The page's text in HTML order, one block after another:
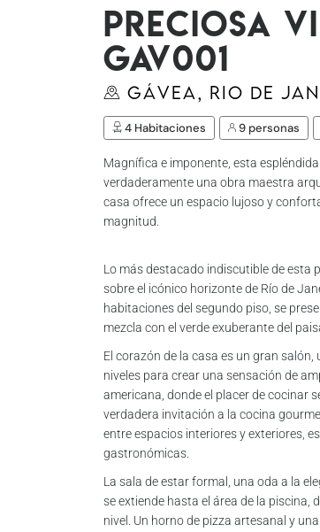
Preciosa
Gav001
Gávea, Rio de
4 Habitaciones 9 personas
Magnífica e imponente, esta
verdaderamente una obra maestra
casa ofrece un espacio lujoso y
magnitud.
Lo más destacado indiscutible de esta
sobre el icónico horizonte de Río de
habitaciones del segundo piso, se
mezcla con el verde exuberante del
El corazón de la casa es un gran
niveles para crear una sensación de
americana, donde el placer de cocinar
verdadera invitación a la cocina
entre espacios interiores y exteriores,
gastronómicas.
La sala de estar formal, una oda a la
se extiende hasta el área de la piscina,
nivel. Un horno de pizza artesanal y